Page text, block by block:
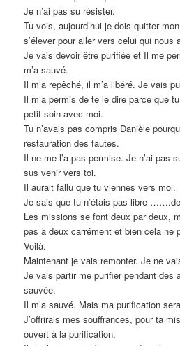
Je n’ai pas su résister.
Tu vois, aujourd’hui je dois quitter
s’élever pour aller vers celui qui nous
Je vais devoir être purifiée et Il me
m’a sauvé.
Il m’a repêché, il m’a libéré. Je vais
Il m’a permis de te le dire parce que
petit soin avec moi.
Tu n’avais pas compris Danièle
restauration des fautes.
Il ne me l’a pas permise. Je n’ai pas
sus venir vers toi.
Il aurait fallu que tu viennes vers moi.
Je sais que tu n’étais pas libre
Les missions se font deux par deux,
pas à deux carrément et bien cela ne
Voilà.
Maintenant je vais remonter. Je ne
Je vais partir me purifier pendant des
sauvée.
Il m’a sauvé. Mais ma purification
J’offrirais mes souffrances, pour ta
ouvert à la purification.